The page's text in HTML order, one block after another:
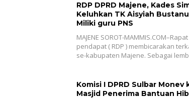
RDP DPRD Majene, Kades
Keluhkan TK Aisyiah
Miliki guru PNS
MAJENE SOROT-
pendapat ( RDP ) membicarakan
se-kabupaten Majene. Sebagai
Komisi I DPRD Sulbar Monev
Masjid Penerima Bantuan